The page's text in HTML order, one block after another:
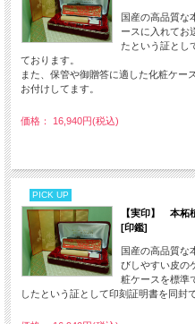
国産の高品質な
ースに入れてお
たという証とし
ております。
また、保管や御贈答に適した化粧ケー
お付けしてます。
価格： 16,940円(税込)
PICK UP
【実印】 本柘
[印鑑]
国産の高品質な
びしやすい皮の
粧ケースを標準
したという証として印刻証明書を同封